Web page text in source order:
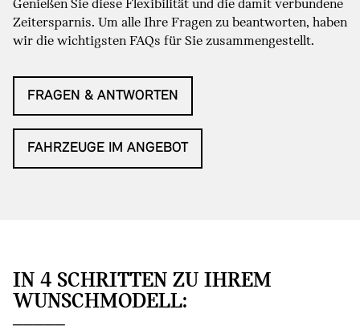
Genießen Sie diese Flexibilität und die damit verbundene
Zeitersparnis. Um alle Ihre Fragen zu beantworten, haben
wir die wichtigsten FAQs für Sie zusammengestellt.
FRAGEN & ANTWORTEN
FAHRZEUGE IM ANGEBOT
IN 4 SCHRITTEN ZU IHREM
WUNSCHMODELL: